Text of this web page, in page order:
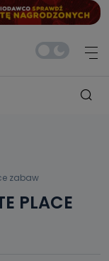
zabaw
PLACE